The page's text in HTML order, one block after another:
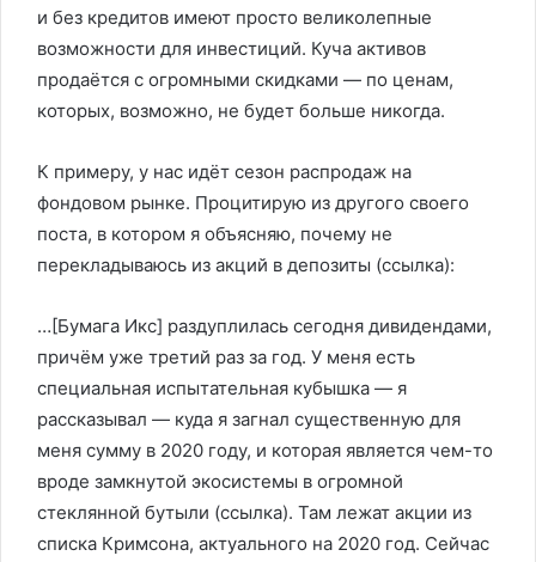
и без кредитов имеют просто великолепные
возможности для инвестиций. Куча активов
продаётся с огромными скидками — по ценам,
которых, возможно, не будет больше никогда.
К примеру, у нас идёт сезон распродаж на
фондовом рынке. Процитирую из другого своего
поста, в котором я объясняю, почему не
перекладываюсь из акций в депозиты (ссылка):
…[Бумага Икс] ‎раздуплилась‏ ‎сегодня ‎дивидендами,
‎причём ‎уже ‎третий‏ ‎раз ‎за‏ ‎год.‏ ‎У‏ ‎меня ‎есть
‎специальная ‎испытательная‏ ‎кубышка ‎—‏ ‎я
‎рассказывал‏ ‎—‏ ‎куда‏ ‎я ‎загнал ‎существенную‏ ‎для
‎меня‏ ‎сумму ‎в ‎2020‏ ‎году,‏ ‎и ‎которая ‎является ‎чем-то‏
‎вроде ‎замкнутой‏ ‎экосистемы ‎в‏ ‎огромной‏
‎стеклянной ‎бутыли‏ ‎(ссылка). Там ‎лежат ‎акции ‎из
‎списка‏ ‎Кримсона, ‎актуального‏ ‎на‏ ‎2020‏ ‎год. ‎Сейчас